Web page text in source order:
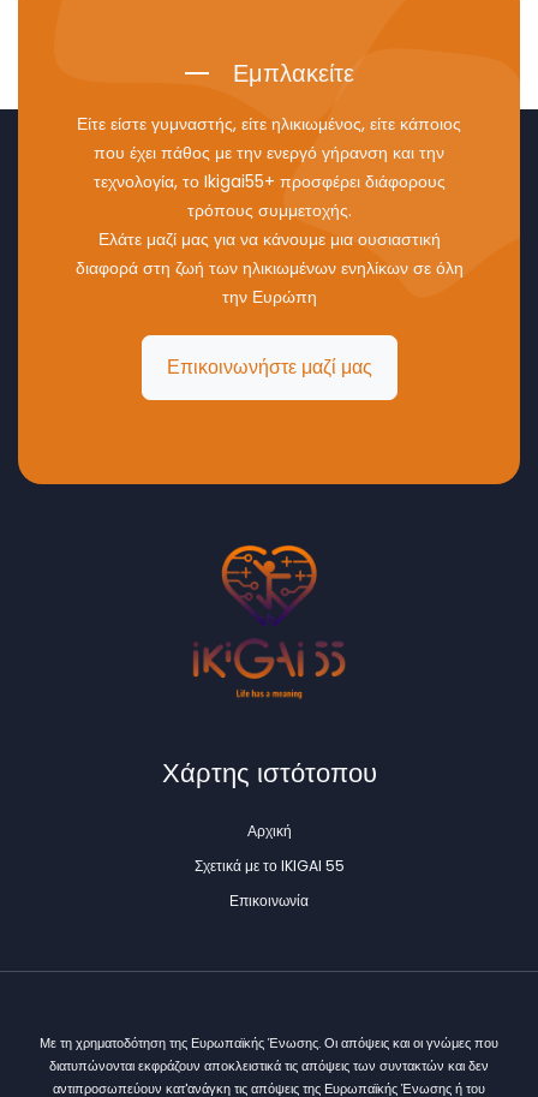
Εμπλακείτε
Είτε είστε γυμναστής, είτε ηλικιωμένος, είτε κάποιος
που έχει πάθος με την ενεργό γήρανση και την
τεχνολογία, το Ikigai55+ προσφέρει διάφορους
τρόπους συμμετοχής.
Ελάτε μαζί μας για να κάνουμε μια ουσιαστική
διαφορά στη ζωή των ηλικιωμένων ενηλίκων σε όλη
την Ευρώπη
Επικοινωνήστε μαζί μας
Χάρτης ιστότοπου
Αρχική
Σχετικά με το IKIGAI 55
Επικοινωνία
Με τη χρηματοδότηση της Ευρωπαϊκής Ένωσης. Οι απόψεις και οι γνώμες που
διατυπώνονται εκφράζουν αποκλειστικά τις απόψεις των συντακτών και δεν
αντιπροσωπεύουν κατ'ανάγκη τις απόψεις της Ευρωπαϊκής Ένωσης ή του